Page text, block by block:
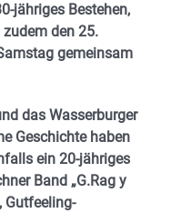
jähriges Bestehen,
den 25.
gemeinsam
das Wasserburger
Geschichte haben
ein 20-jähriges
Band „G.Rag y
Gutfeeling-